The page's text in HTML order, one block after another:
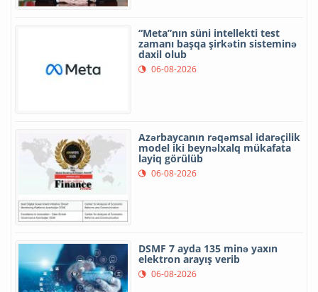
“Meta”nın süni intellekti test
zamanı başqa şirkətin sisteminə
daxil olub
06-08-2026
Azərbaycanın rəqəmsal idarəçilik
model iki beynəlxalq mükafata
layiq görülüb
06-08-2026
DSMF 7 ayda 135 minə yaxın
elektron arayış verib
06-08-2026